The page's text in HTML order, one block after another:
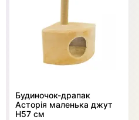
Будиночок-драпак
Асторія маленька джут
Н57 см